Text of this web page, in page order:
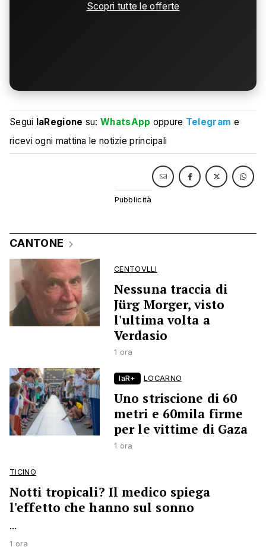
Scopri tutte le offerte
Segui laRegione su:WhatsApp oppure Telegram e
ricevi ogni mattina le notizie principali
CANTONE
CENTOVLLI
Nessuna traccia di
Jürg Morger, visto
l'ultima volta a
Verdasio
1 ora
laR+ LOCARNO
Uno striscione di 60
metri e 60mila firme
per le vittime di Gaza
1 ora
TICINO
Notti tropicali? Il medico spiega
l'effetto che hanno sul sonno
...
1 ora